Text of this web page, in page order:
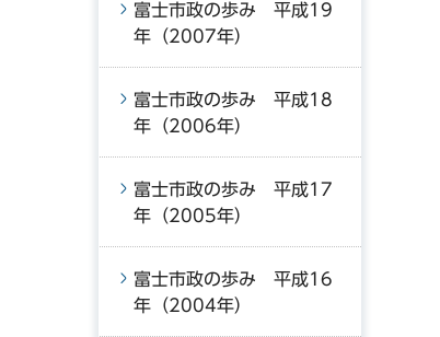
富士市政の歩み 平成19
年（2007年）
富士市政の歩み 平成18
年（2006年）
富士市政の歩み 平成17
年（2005年）
富士市政の歩み 平成16
年（2004年）